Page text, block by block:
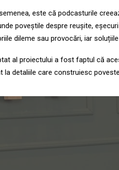
este că podcasturile
poveștile despre reușite,
dileme sau provocări, iar
al proiectului a fost faptul că
la detaliile care construiesc